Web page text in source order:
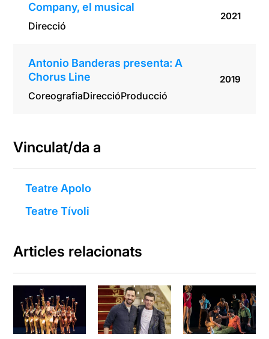
Company, el musical
Direcció
2021
Antonio Banderas presenta: A
Chorus Line
CoreografiaDireccióProducció
2019
Vinculat/da a
Teatre Apolo
Teatre Tívoli
Articles relacionats